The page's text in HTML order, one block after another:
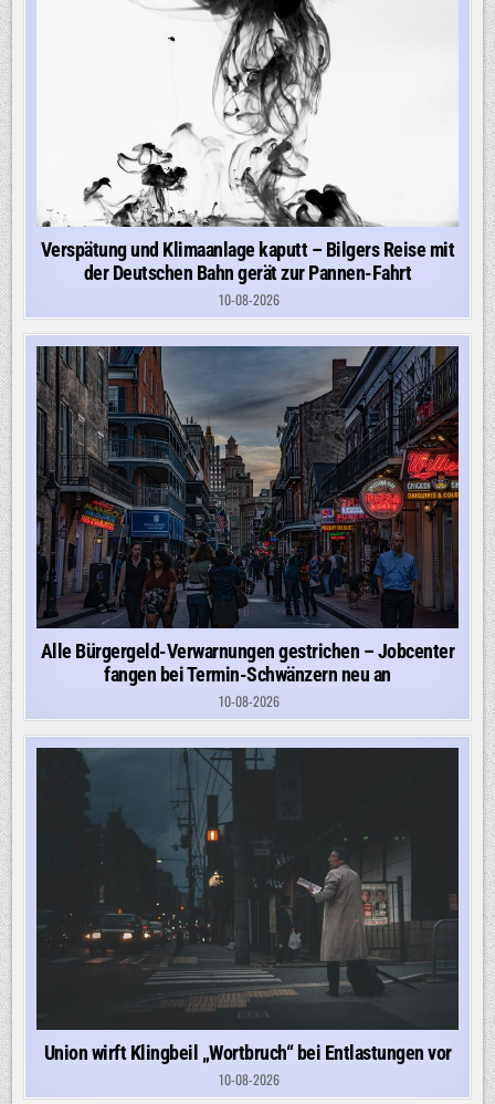
SEIN?“
Verspätung und Klimaanlage kaputt – Bilgers Reise mit
der Deutschen Bahn gerät zur Pannen-Fahrt
10-08-2026
Alle Bürgergeld-Verwarnungen gestrichen – Jobcenter
fangen bei Termin-Schwänzern neu an
10-08-2026
Union wirft Klingbeil „Wortbruch“ bei Entlastungen vor
10-08-2026